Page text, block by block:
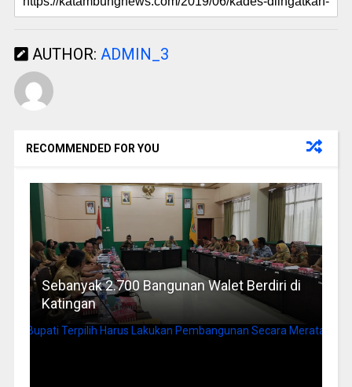
AUTHOR: ADMIN_3
RECOMMENDED FOR YOU
Sebanyak 2.700 Bangunan Walet Berdiri di
Katingan